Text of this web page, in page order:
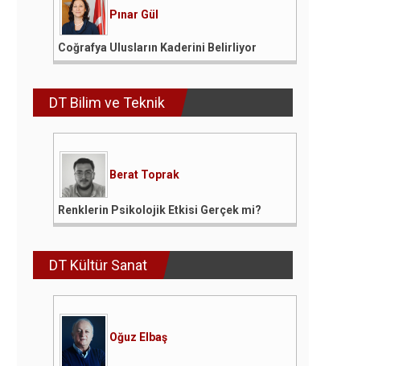
Pınar Gül
Coğrafya Ulusların Kaderini Belirliyor
DT Bilim ve Teknik
Berat Toprak
Renklerin Psikolojik Etkisi Gerçek mi?
DT Kültür Sanat
Oğuz Elbaş